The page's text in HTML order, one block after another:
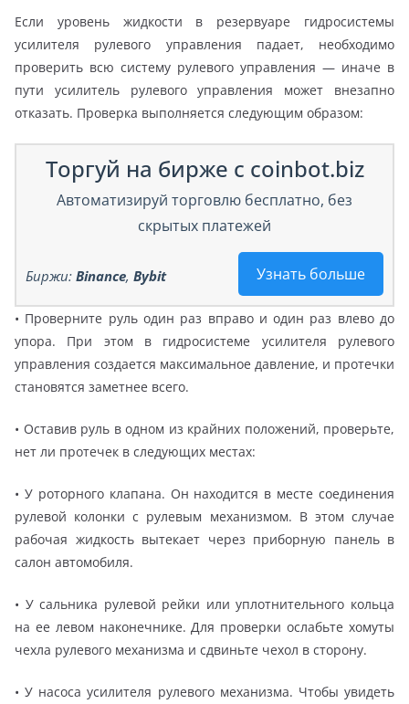
Если уровень жидкости в резервуаре гидросистемы
усилителя рулевого управления падает, необходимо
проверить всю систему рулевого управления — иначе в
пути усилитель рулевого управления может внезапно
отказать. Проверка выполняется следующим образом:
Торгуй на бирже с coinbot.biz
Автоматизируй торговлю бесплатно, без
скрытых платежей
Узнать больше
Биржи: Binance, Bybit
• Проверните руль один раз вправо и один раз влево до
упора. При этом в гидросистеме усилителя рулевого
управления создается максимальное давление, и протечки
становятся заметнее всего.
• Оставив руль в одном из крайних положений, проверьте,
нет ли протечек в следующих местах:
• У роторного клапана. Он находится в месте соединения
рулевой колонки с рулевым механизмом. В этом случае
рабочая жидкость вытекает через приборную панель в
салон автомобиля.
• У сальника рулевой рейки или уплотнительного кольца
на ее левом наконечнике. Для проверки ослабьте хомуты
чехла рулевого механизма и сдвиньте чехол в сторону.
• У насоса усилителя рулевого механизма. Чтобы увидеть